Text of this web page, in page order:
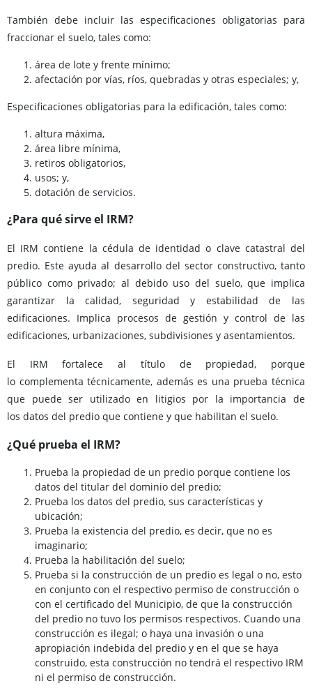
También debe incluir las especificaciones obligatorias para
fraccionar el suelo, tales como:
área de lote y frente mínimo;
afectación por vías, ríos, quebradas y otras especiales; y,
Especificaciones obligatorias para la edificación, tales como:
altura máxima,
área libre mínima,
retiros obligatorios,
usos; y,
dotación de servicios.
¿Para qué sirve el IRM?
El IRM contiene la cédula de identidad o clave catastral del
predio. Este ayuda al desarrollo del sector constructivo, tanto
público como privado; al debido uso del suelo, que implica
garantizar la calidad, seguridad y estabilidad de las
edificaciones. Implica procesos de gestión y control de las
edificaciones, urbanizaciones, subdivisiones y asentamientos.
El IRM fortalece al título de propiedad, porque
lo complementa técnicamente, además es una prueba técnica
que puede ser utilizado en litigios por la importancia de
los datos del predio que contiene y que habilitan el suelo.
¿Qué prueba el IRM?
Prueba la propiedad de un predio porque contiene los
datos del titular del dominio del predio;
Prueba los datos del predio, sus características y
ubicación;
Prueba la existencia del predio, es decir, que no es
imaginario;
Prueba la habilitación del suelo;
Prueba si la construcción de un predio es legal o no, esto
en conjunto con el respectivo permiso de construcción o
con el certificado del Municipio, de que la construcción
del predio no tuvo los permisos respectivos. Cuando una
construcción es ilegal; o haya una invasión o una
apropiación indebida del predio y en el que se haya
construido, esta construcción no tendrá el respectivo IRM
ni el permiso de construcción.